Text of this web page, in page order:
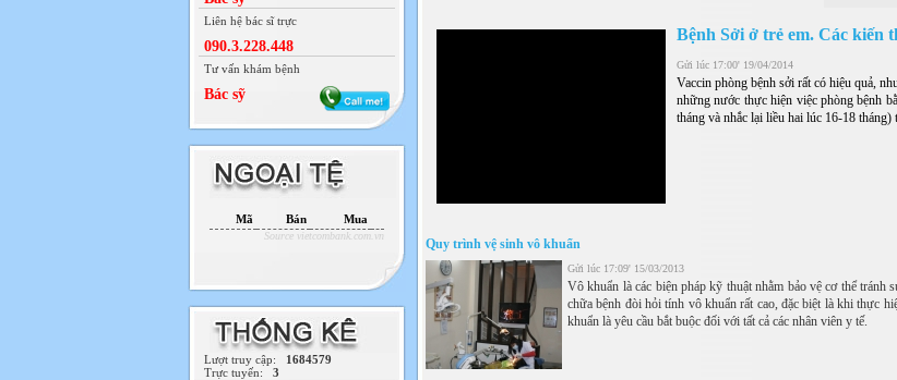
Liên hệ bác sĩ trực
090.3.228.448
Tư vấn khám bệnh
Bác sỹ
Mã Bán Mua
Source vietcombank.com.vn
Lượt truy cập: 1684579
Trực tuyến: 3
Bệnh Sởi ở trẻ em. Các kiến
Gửi lúc 17:00' 19/04/2014
Vaccin phòng bệnh sởi rất có hiệu quả,
những nước thực hiện việc phòng bệnh
tháng và nhắc lại liều hai lúc 16-18 tháng)
Quy trình vệ sinh vô khuẩn
Gửi lúc 17:09' 15/03/2013
Vô khuẩn là các biện pháp kỹ thuật nhằm bảo vệ cơ thể
chữa bệnh đòi hỏi tính vô khuẩn rất cao, đặc biệt là khi thực
khuẩn là yêu cầu bắt buộc đối với tất cả các nhân viên y tế.